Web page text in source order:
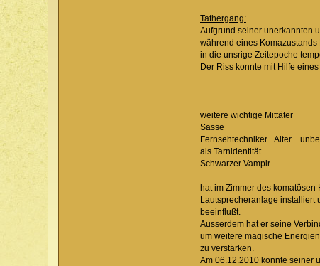
Tathergang:
Aufgrund seiner
während eines
in die unsrige Zeitepoche
Der Riss konnte mit Hilfe
weitere wichtige Mittäter
Sasse
Fernsehtechniker Alter
als Tarnidentität
Schwarzer Vampir
hat im Zimmer des
Lautsprecheranlage
beeinflußt.
Ausserdem hat er seine
um weitere magische
zu verstärken.
Am 06.12.2010 konnte